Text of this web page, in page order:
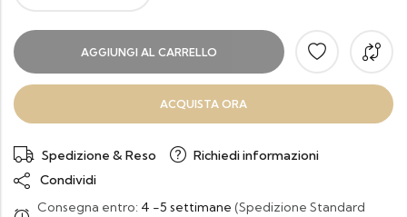
AGGIUNGI AL CARRELLO
ACQUISTA ORA
Spedizione & Reso
Richiedi informazioni
Condividi
Consegna entro: 4 -5 settimane (Spedizione Standard